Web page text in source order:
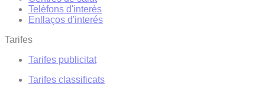
Telèfons d'interès
Enllaços d'interés
Tarifes
Tarifes publicitat
Tarifes classificats